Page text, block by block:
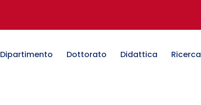
Dipartimento Dottorato Didattica Ricerca